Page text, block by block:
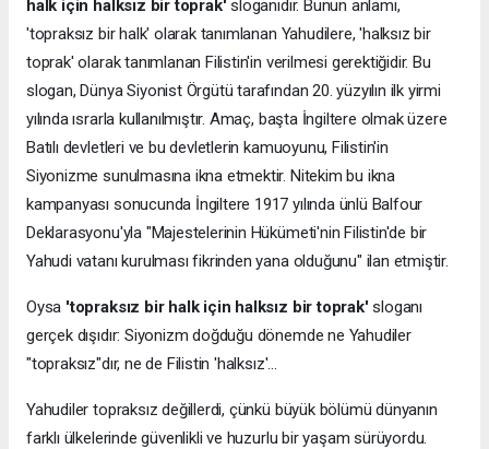
halk için halksız bir toprak' sloganıdır. Bunun anlamı,
'topraksız bir halk' olarak tanımlanan Yahudilere, 'halksız bir
toprak' olarak tanımlanan Filistin'in verilmesi gerektiğidir. Bu
slogan, Dünya Siyonist Örgütü tarafından 20. yüzyılın ilk yirmi
yılında ısrarla kullanılmıştır. Amaç, başta İngiltere olmak üzere
Batılı devletleri ve bu devletlerin kamuoyunu, Filistin'in
Siyonizme sunulmasına ikna etmektir. Nitekim bu ikna
kampanyası sonucunda İngiltere 1917 yılında ünlü Balfour
Deklarasyonu'yla "Majestelerinin Hükümeti'nin Filistin'de bir
Yahudi vatanı kurulması fikrinden yana olduğunu" ilan etmiştir.
Oysa 'topraksız bir halk için halksız bir toprak'sloganı
gerçek dışıdır: Siyonizm doğduğu dönemde ne Yahudiler
"topraksız"dır, ne de Filistin 'halksız'...
Yahudiler topraksız değillerdi, çünkü büyük bölümü dünyanın
farklı ülkelerinde güvenlikli ve huzurlu bir yaşam sürüyordu.